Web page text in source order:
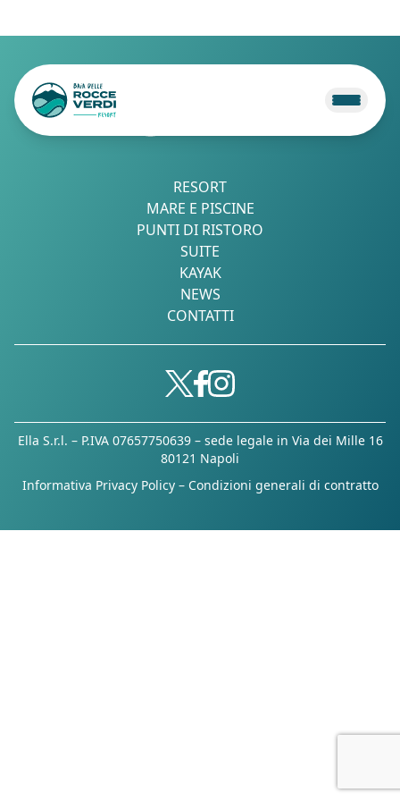
RESORT
MARE E PISCINE
PUNTI DI RISTORO
SUITE
KAYAK
NEWS
CONTATTI
Ella S.r.l. – P.IVA 07657750639 – sede legale in Via dei Mille 16
80121 Napoli
Informativa Privacy Policy– Condizioni generali di contratto